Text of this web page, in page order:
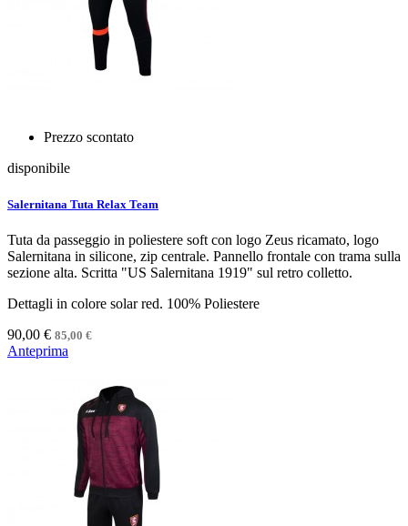
Prezzo scontato
disponibile
Salernitana Tuta Relax Team
Tuta da passeggio in poliestere soft con logo Zeus ricamato, logo
Salernitana in silicone, zip centrale. Pannello frontale con trama sulla
sezione alta. Scritta "US Salernitana 1919" sul retro colletto.
Dettagli in colore solar red. 100% Poliestere
90,00 € 85,00 €
Anteprima